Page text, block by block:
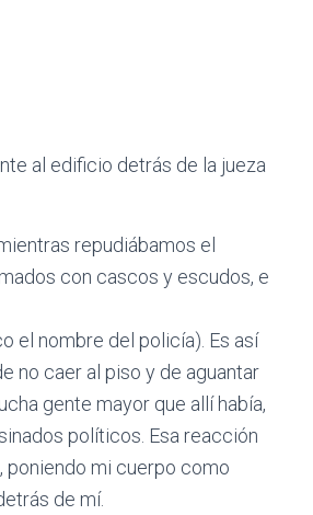
al edificio detrás de la jueza
repudiábamos el
con cascos y escudos, e
el nombre del policía). Es así
no caer al piso y de aguantar
gente mayor que allí había,
políticos. Esa reacción
poniendo mi cuerpo como
de mí.